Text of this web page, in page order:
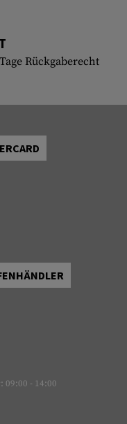
Rückgaberecht
09:00 - 14:00